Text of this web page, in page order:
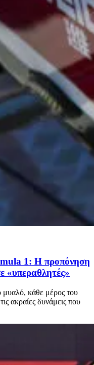
1: Η προπόνηση
«υπεραθλητές»
μυαλό, κάθε μέρος του
ακραίες δυνάμεις που